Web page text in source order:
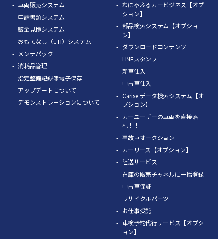
車両販売システム
申請書類システム
鈑金見積システム
おもてなし（CTI）システム
メンテパック
消耗品管理
指定整備記録簿電子保存
アップデートについて
デモンストレーションについて
わにゃふるカービジネス【オプ
ション】
部品検索システム【オプショ
ン】
ダウンロードコンテンツ
LINEスタンプ
新車仕入
中古車仕入
Carise データ検索システム【オ
プション】
カーユーザーの車両を直接落
札！！
事故車オークション
カーリース【オプション】
陸送サービス
在庫の販売チャネルに一括登録
中古車保証
リサイクルパーツ
お仕事受託
車検予約代行サービス【オプシ
ョン】